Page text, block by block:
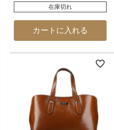
在庫切れ
カートに入れる